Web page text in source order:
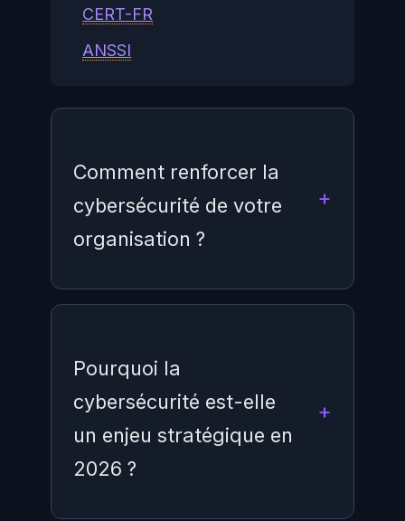
CERT-FR
ANSSI
Comment renforcer la
cybersécurité de votre
organisation ?
place de contrôles techniques
(pare-feu, EDR,SIEM), la
formation des collaborateurs, des
audits réguliers et l'adoption de
Pourquoi la
cybersécurité est-elle
un enjeu stratégique en
2026 ?